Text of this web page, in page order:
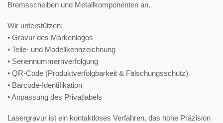
Bremsscheiben und Metallkomponenten an.
Wir unterstützen:
• Gravur des Markenlogos
• Teile- und Modellkennzeichnung
• Seriennummernverfolgung
• QR-Code (Produktverfolgbarkeit & Fälschungsschutz)
• Barcode-Identifikation
• Anpassung des Privatlabels
Lasergravur ist ein kontaktloses Verfahren, das hohe Präzision